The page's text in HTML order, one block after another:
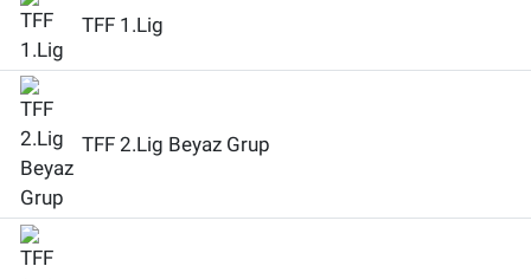
TFF 1.Lig
TFF 2.Lig Beyaz Grup